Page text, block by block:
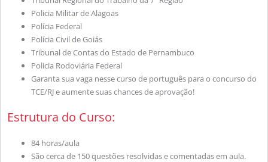
Policia Militar de Alagoas
Polícia Federal
Polícia Civil de Goiás
Tribunal de Contas do Estado de Pernambuco
Policia Rodoviária Federal
Garanta sua vaga nesse curso de português para o concurso do
TCE/RJ e aumente suas chances de aprovação!
Estrutura do Curso:
84 horas/aula
São cerca de 150 questões resolvidas e comentadas em aula.